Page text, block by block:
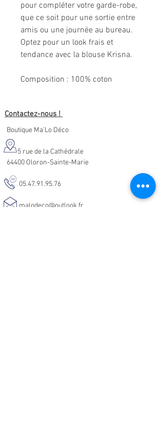
pour compléter votre garde-robe,
que ce soit pour une sortie entre
amis ou une journée au bureau.
Optez pour un look frais et
tendance avec la blouse Krisna.
Composition : 100% coton
Contactez-nous !
Boutique Ma'Lo Déco
5 rue de la Cathédrale
64400 Oloron-Sainte-Marie
05.47.91.95.76
malodeco@outlook.fr